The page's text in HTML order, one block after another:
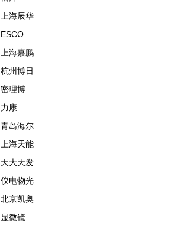
上海辰华
ESCO
上海嘉鹏
杭州博日
密理博
力康
青岛海尔
上海天能
天大天发
仪电物光
北京凯奥
显微镜